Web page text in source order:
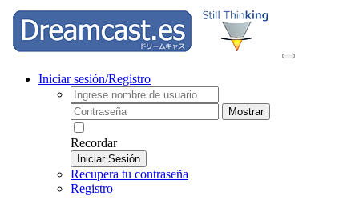
Iniciar sesión/Registro
Mostrar
Recordar
Iniciar Sesión
Recupera tu contraseña
Registro